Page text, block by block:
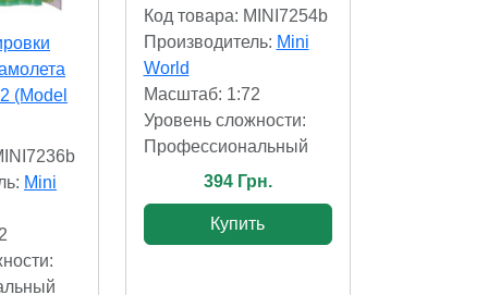
(Model
Mini
Код товара: MINI7254b
Производитель: Mini
World
Масштаб: 1:72
Уровень сложности:
Профессиональный
394 Грн.
Купить